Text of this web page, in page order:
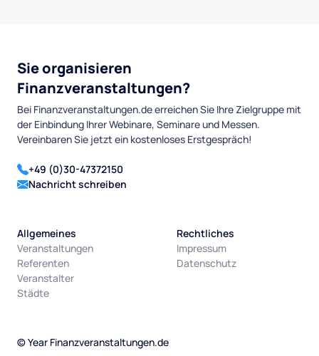
Sie organisieren
Finanzveranstaltungen?
Bei Finanzveranstaltungen.de erreichen Sie Ihre Zielgruppe mit
der Einbindung Ihrer Webinare, Seminare und Messen.
Vereinbaren Sie jetzt ein kostenloses Erstgespräch!
+49 (0)30-47372150
Nachricht schreiben
Allgemeines
Veranstaltungen
Referenten
Veranstalter
Städte
Rechtliches
Impressum
Datenschutz
©Year Finanzveranstaltungen.de